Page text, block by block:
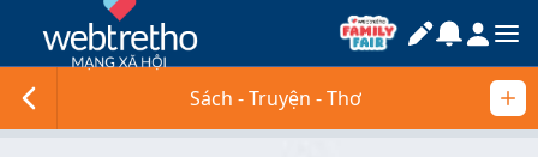
Sách - Truyện - Thơ